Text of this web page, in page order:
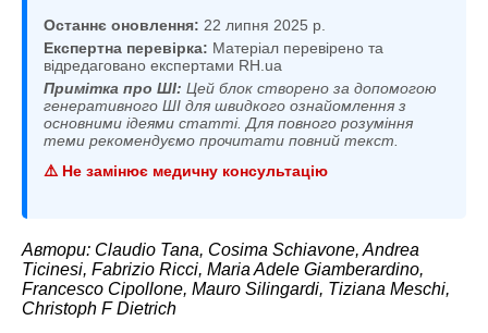
Останнє оновлення: 22 липня 2025 р.
Експертна перевірка: Матеріал перевірено та
відредаговано експертами RH.ua
Примітка про ШІ: Цей блок створено за допомогою
генеративного ШІ для швидкого ознайомлення з
основними ідеями статті. Для повного розуміння
теми рекомендуємо прочитати повний текст.
⚠️ Не замінює медичну консультацію
Автори: Claudio Tana, Cosima Schiavone, Andrea
Ticinesi, Fabrizio Ricci, Maria Adele Giamberardino,
Francesco Cipollone, Mauro Silingardi, Tiziana Meschi,
Christoph F Dietrich